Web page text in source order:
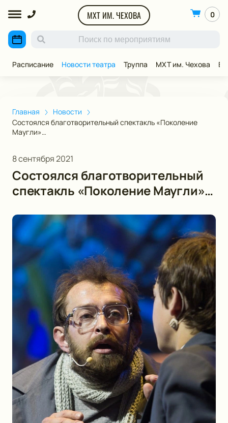
МХТ ИМ. ЧЕХОВА 0
Расписание Новости театра Труппа МХТ им. Чехова
Главная
Новости
Состоялся благотворительный спектакль «Поколение
Маугли»…
8 сентября 2021
Состоялся благотворительный
спектакль «Поколение Маугли»…